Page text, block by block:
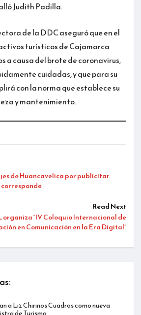
Judith Padilla.
de la DDC aseguró que en el
turísticos de Cajamarca
a causa del brote de coronavirus,
cuidadas, y que para su
con la norma que establece su
y mantenimiento.
de Huancavelica por publicitar
Read Next
organiza “IV Coloquio Internacional de
en Comunicación en la Era Digital”
a Liz Chirinos Cuadros como nueva